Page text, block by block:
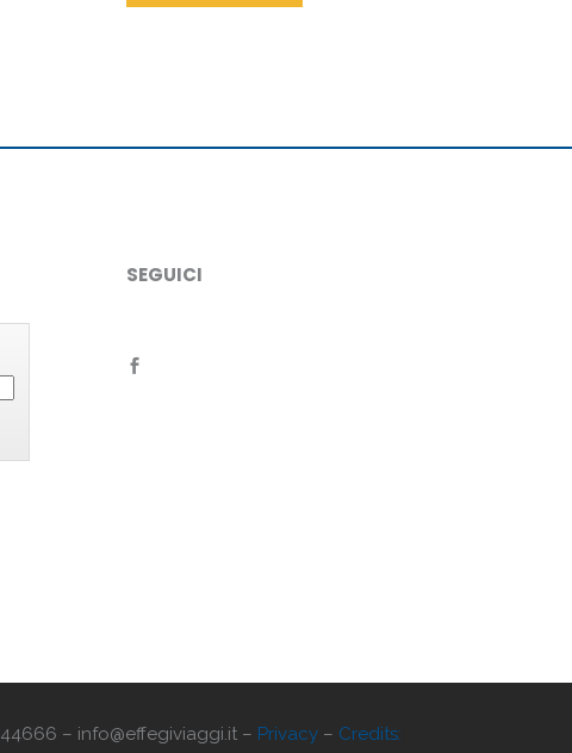
SEGUICI
– info@effegiviaggi.it – Privacy– Credits: